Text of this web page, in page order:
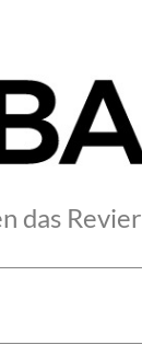
das Revier